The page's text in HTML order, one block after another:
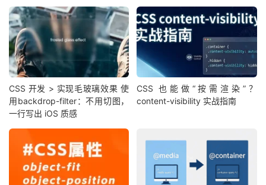
CSS 开发 > 实现毛玻璃效果 使
用backdrop-filter：不用切图，
一行写出 iOS 质感
CSS 也能做“按需渲染”？
content-visibility 实战指南